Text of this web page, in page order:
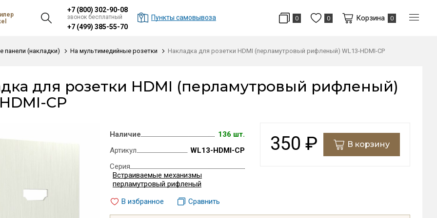
+7 (800) 302-90-08
звонок бесплатный
+7 (499) 385-55-70
Пункты самовывоза 0 0 Корзина 0
панели (накладки) На мультимедийные розетки Накладка для розетки HDMI (перламутровый рифленый) WL13-HDMI-CP
для розетки HDMI (перламутровый рифленый)
CP
350 ₽ В корзину
Наличие
136 шт.
Артикул
WL13-HDMI-CP
Серия
Встраиваемые механизмы
перламутровый рифленый
В избранное
Сравнить